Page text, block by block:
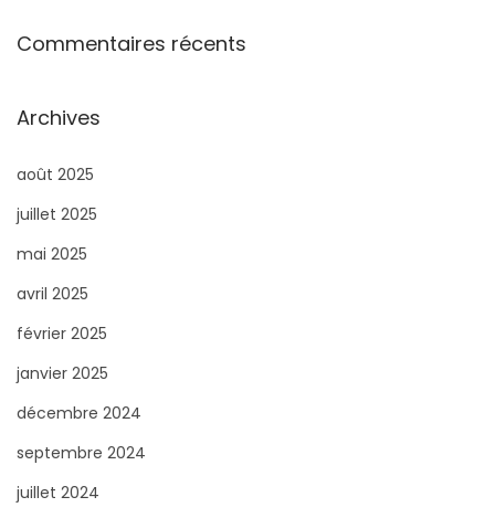
Commentaires récents
Archives
août 2025
juillet 2025
mai 2025
avril 2025
février 2025
janvier 2025
décembre 2024
septembre 2024
juillet 2024